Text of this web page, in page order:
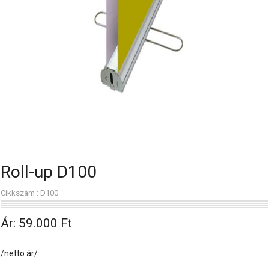
Roll-up D100
Cikkszám : D100
Ár: 59.000 Ft
/netto ár/